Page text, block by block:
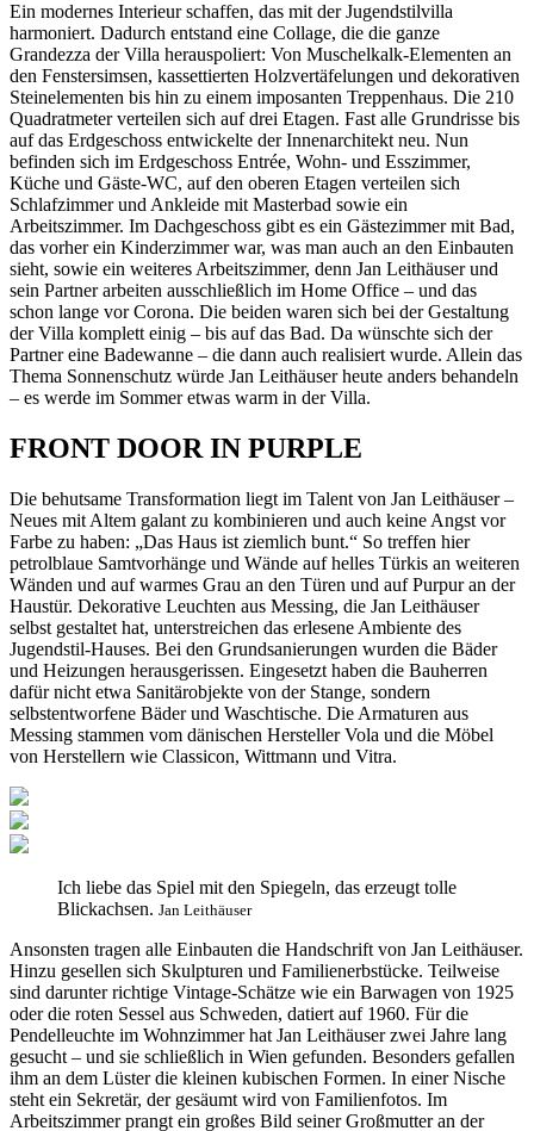
Ein modernes Interieur schaffen, das mit der Jugendstilvilla
harmoniert. Dadurch entstand eine Collage, die die ganze
Grandezza der Villa herauspoliert: Von Muschelkalk-Elementen an
den Fenstersimsen, kassettierten Holzvertäfelungen und dekorativen
Steinelementen bis hin zu einem imposanten Treppenhaus. Die 210
Quadratmeter verteilen sich auf drei Etagen. Fast alle Grundrisse bis
auf das Erdgeschoss entwickelte der Innenarchitekt neu. Nun
befinden sich im Erdgeschoss Entrée, Wohn- und Esszimmer,
Küche und Gäste-WC, auf den oberen Etagen verteilen sich
Schlafzimmer und Ankleide mit Masterbad sowie ein
Arbeitszimmer. Im Dachgeschoss gibt es ein Gästezimmer mit Bad,
das vorher ein Kinderzimmer war, was man auch an den Einbauten
sieht, sowie ein weiteres Arbeitszimmer, denn Jan Leithäuser und
sein Partner arbeiten ausschließlich im Home Office – und das
schon lange vor Corona. Die beiden waren sich bei der Gestaltung
der Villa komplett einig – bis auf das Bad. Da wünschte sich der
Partner eine Badewanne – die dann auch realisiert wurde. Allein das
Thema Sonnenschutz würde Jan Leithäuser heute anders behandeln
– es werde im Sommer etwas warm in der Villa.
FRONT DOOR IN PURPLE
Die behutsame Transformation liegt im Talent von Jan Leithäuser –
Neues mit Altem galant zu kombinieren und auch keine Angst vor
Farbe zu haben: „Das Haus ist ziemlich bunt.“ So treffen hier
petrolblaue Samtvorhänge und Wände auf helles Türkis an weiteren
Wänden und auf warmes Grau an den Türen und auf Purpur an der
Haustür. Dekorative Leuchten aus Messing, die Jan Leithäuser
selbst gestaltet hat, unterstreichen das erlesene Ambiente des
Jugendstil-Hauses. Bei den Grundsanierungen wurden die Bäder
und Heizungen herausgerissen. Eingesetzt haben die Bauherren
dafür nicht etwa Sanitärobjekte von der Stange, sondern
selbstentworfene Bäder und Waschtische. Die Armaturen aus
Messing stammen vom dänischen Hersteller Vola und die Möbel
von Herstellern wie Classicon, Wittmann und Vitra.
Ich liebe das Spiel mit den Spiegeln, das erzeugt tolle
Blickachsen. Jan Leithäuser
Ansonsten tragen alle Einbauten die Handschrift von Jan Leithäuser.
Hinzu gesellen sich Skulpturen und Familienerbstücke. Teilweise
sind darunter richtige Vintage-Schätze wie ein Barwagen von 1925
oder die roten Sessel aus Schweden, datiert auf 1960. Für die
Pendelleuchte im Wohnzimmer hat Jan Leithäuser zwei Jahre lang
gesucht – und sie schließlich in Wien gefunden. Besonders gefallen
ihm an dem Lüster die kleinen kubischen Formen. In einer Nische
steht ein Sekretär, der gesäumt wird von Familienfotos. Im
Arbeitszimmer prangt ein großes Bild seiner Großmutter an der